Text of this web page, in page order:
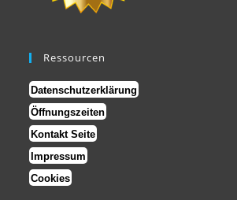
Ressourcen
Datenschutzerklärung
Öffnungszeiten
Kontakt Seite
Impressum
Cookies